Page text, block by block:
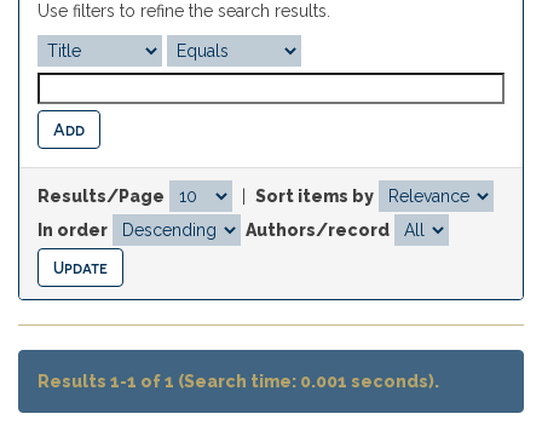
Use filters to refine the search results.
Results/Page
Sort items by
In order
Authors/record
Results 1-1 of 1 (Search time: 0.001 seconds).